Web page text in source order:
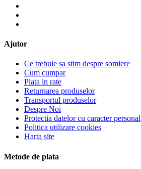
Ajutor
Ce trebuie sa stim despre somiere
Cum cumpar
Plata in rate
Returnarea produselor
Transportul produselor
Despre Noi
Protectia datelor cu caracter personal
Politica utilizare cookies
Harta site
Metode de plata